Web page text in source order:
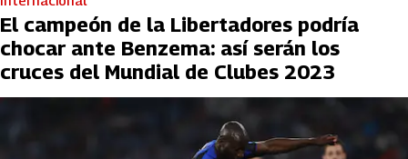
El campeón de la Libertadores podría
chocar ante Benzema: así serán los
cruces del Mundial de Clubes 2023